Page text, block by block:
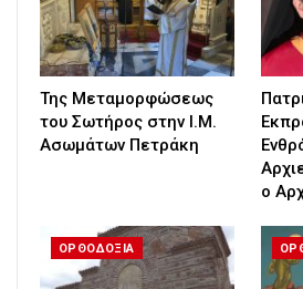
Της Μεταμορφώσεως
του Σωτήρος στην Ι.Μ.
Ασωμάτων Πετράκη
ο
ΟΡΘΟΔΟΞΙΑ